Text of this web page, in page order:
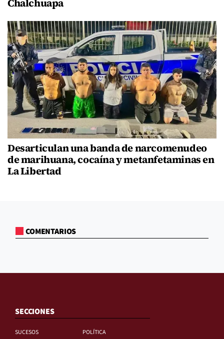
Desarticulan una banda de narcomenudeo
de marihuana, cocaína y metanfetaminas en
La Libertad
COMENTARIOS
SECCIONES
SUCESOS
POLÍTICA